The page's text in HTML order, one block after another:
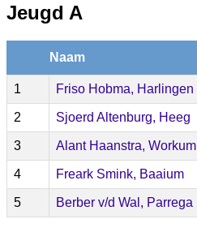
Jeugd A
Naam
1 Friso Hobma, Harlingen
2 Sjoerd Altenburg, Heeg
3 Alant Haanstra, Workum
4 Freark Smink, Baaium
5 Berber v/d Wal, Parrega